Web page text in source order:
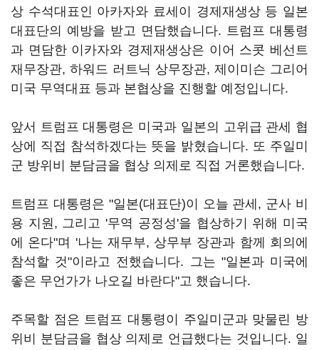
상 수석대표인 아카자와 료세이 경제재생상 등 일본
대표단의 예방을 받고 면담했습니다. 트럼프 대통령
과 면담한 이카자와 경제재생상은 이어 스콧 베선트
재무장관, 하워드 러트닉 상무장관, 제이미슨 그리어
미국 무역대표 등과 본협상을 진행할 예정입니다.
앞서 트럼프 대통령은 미국과 일본의 고위급 관세 협
상에 직접 참석하겠다는 뜻을 밝혔습니다. 또 주일미
군 방위비 분담금을 협상 의제로 직접 거론했습니다.
트럼프 대통령은 "일본(대표단)이 오늘 관세, 군사 비
용 지원, 그리고 '무역 공정성'을 협상하기 위해 미국
에 온다"며 '나는 재무부, 상무부 장관과 함께 회의에
참석할 것"이라고 전했습니다. 그는 "일본과 미국에
좋은 무언가가 나오길 바란다"고 했습니다.
주목할 점은 트럼프 대통령이 주일미군과 맞물린 방
위비 분담금을 협상 의제로 언급했다는 것입니다. 일